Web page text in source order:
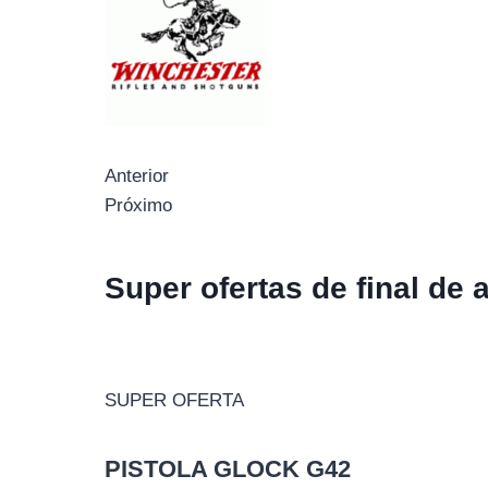
Anterior
Próximo
Super ofertas de final de
SUPER OFERTA
PISTOLA GLOCK G42